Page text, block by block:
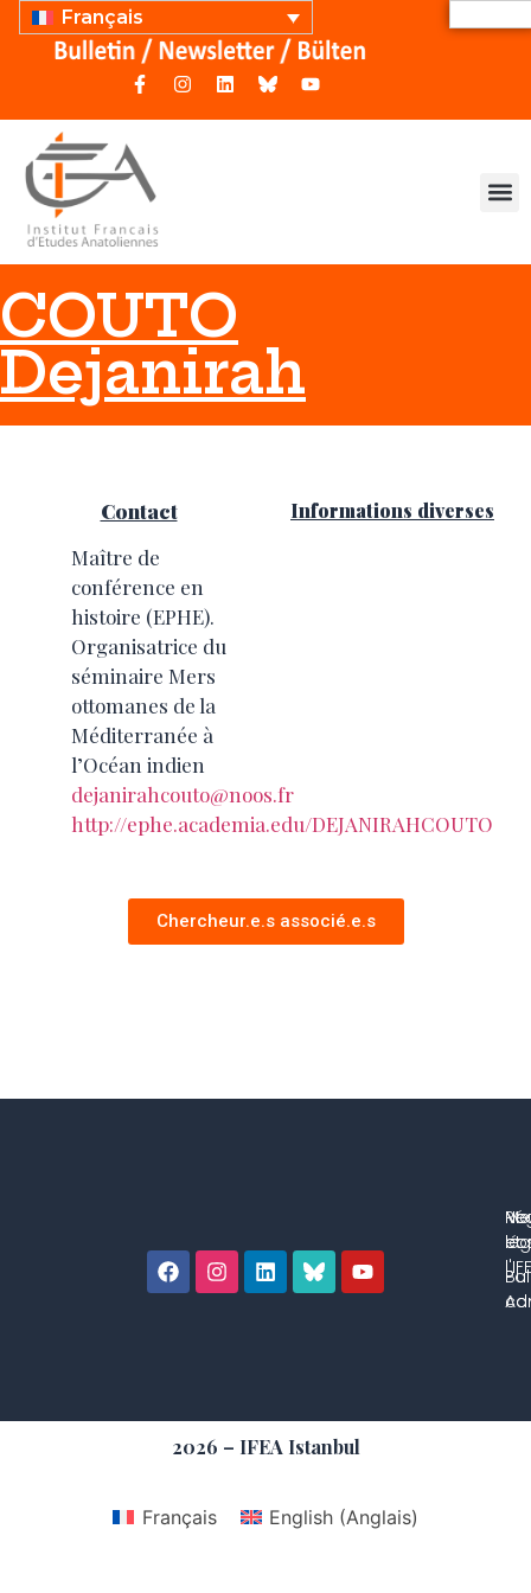
Français
COUTO
Dejanirah
Contact
Maître de
conférence en
histoire (EPHE).
Organisatrice du
séminaire Mers
ottomanes de la
Méditerranée à
l’Océan indien
dejanirahcouto@noos.fr
http://ephe.academia.edu/DEJANIRAHCOUTO
Informations diverses
Chercheur.e.s associé.e.s
et
2026 – IFEA Istanbul
Français English(Anglais)